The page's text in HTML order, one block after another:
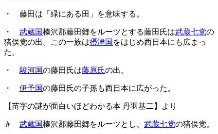
・ 藤田は「緑にある田」を意味する。
・ 武蔵国榛沢郡藤田郷をルーツとする藤田氏は武蔵七党の
猪俣党の出。この一族は摂津国 をはじめ西日本にも広まっ
た。
・ 駿河国の藤田氏は藤原氏の出。
・ 伊予国の藤田氏の子孫も西日本に広がった。
【苗字の謎が面白いほどわかる本 丹羽基二】より
＃ 武蔵国榛沢郡藤田郷をルーツとし、 武蔵七党の猪俣党。